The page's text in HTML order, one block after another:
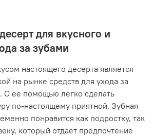
для вкусного и
за зубами
настоящего десерта является
на рынке средств для ухода за
С ее помощью легко сделать
по-настоящему приятной. Зубная
понравится как подростку, так
который отдает предпочтение